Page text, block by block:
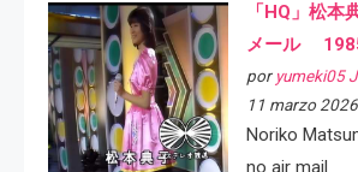
「HQ」松本
メール
por yumeki05
11 marzo
Noriko
no air mail